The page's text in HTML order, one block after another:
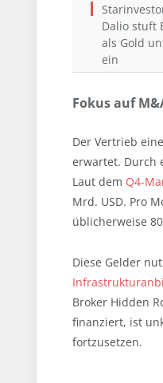
Dalio stuft
als Gold
ein
Fokus auf
Der Vertrieb
erwartet. Durch
Laut dem Q4-
Mrd. USD. Pro
üblicherweise
Diese Gelder
Broker Hidden
finanziert, ist
fortzusetzen.